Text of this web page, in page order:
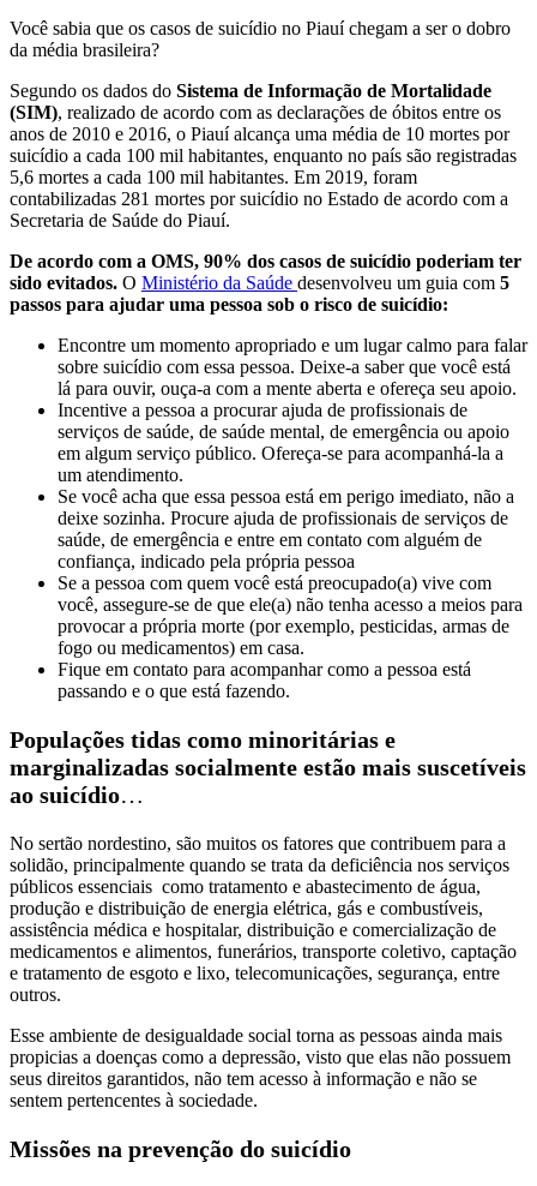
Você sabia que os casos de suicídio no Piauí chegam a ser o dobro
da média brasileira?
Segundo os dados do Sistema de Informação de Mortalidade
(SIM), realizado de acordo com as declarações de óbitos entre os
anos de 2010 e 2016, o Piauí alcança uma média de 10 mortes por
suicídio a cada 100 mil habitantes, enquanto no país são registradas
5,6 mortes a cada 100 mil habitantes. Em 2019, foram
contabilizadas 281 mortes por suicídio no Estado de acordo com a
Secretaria de Saúde do Piauí.
De acordo com a OMS, 90% dos casos de suicídio poderiam ter
sido evitados. O Ministério da Saúde desenvolveu um guia com 5
passos para ajudar uma pessoa sob o risco de suicídio:
Encontre um momento apropriado e um lugar calmo para falar
sobre suicídio com essa pessoa. Deixe-a saber que você está
lá para ouvir, ouça-a com a mente aberta e ofereça seu apoio.
Incentive a pessoa a procurar ajuda de profissionais de
serviços de saúde, de saúde mental, de emergência ou apoio
em algum serviço público. Ofereça-se para acompanhá-la a
um atendimento.
Se você acha que essa pessoa está em perigo imediato, não a
deixe sozinha. Procure ajuda de profissionais de serviços de
saúde, de emergência e entre em contato com alguém de
confiança, indicado pela própria pessoa
Se a pessoa com quem você está preocupado(a) vive com
você, assegure-se de que ele(a) não tenha acesso a meios para
provocar a própria morte (por exemplo, pesticidas, armas de
fogo ou medicamentos) em casa.
Fique em contato para acompanhar como a pessoa está
passando e o que está fazendo.
Populações tidas como minoritárias e
marginalizadas socialmente estão mais suscetíveis
ao suicídio…
No sertão nordestino, são muitos os fatores que contribuem para a
solidão, principalmente quando se trata da deficiência nos serviços
públicos essenciais como tratamento e abastecimento de água,
produção e distribuição de energia elétrica, gás e combustíveis,
assistência médica e hospitalar, distribuição e comercialização de
medicamentos e alimentos, funerários, transporte coletivo, captação
e tratamento de esgoto e lixo, telecomunicações, segurança, entre
outros.
Esse ambiente de desigualdade social torna as pessoas ainda mais
propicias a doenças como a depressão, visto que elas não possuem
seus direitos garantidos, não tem acesso à informação e não se
sentem pertencentes à sociedade.
Missões na prevenção do suicídio